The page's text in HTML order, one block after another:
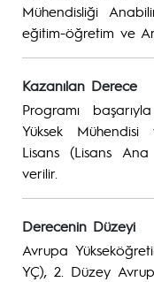
Mühendisliği
eğitim-öğretim ve
Kazanılan Derece
Programı
Yüksek
Lisans (Lisans
verilir.
Derecenin Düzeyi
Avrupa
YÇ), 2. Düzey